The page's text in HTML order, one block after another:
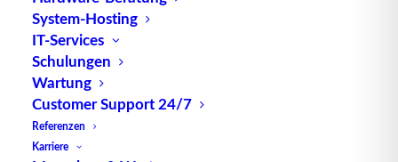
System-Hosting
IT-Services
Schulungen
Wartung
Customer Support 24/7
Referenzen
Karriere
Lesegeräten erfasst werden können.
2. **Lesegeräte und Scanner:** Diese stationären
oder mobilen Geräte werden entlang der
Fahrstrecke installiert und können die Transponder
der Fahrzeuge lesen, um ihre Position und Identität